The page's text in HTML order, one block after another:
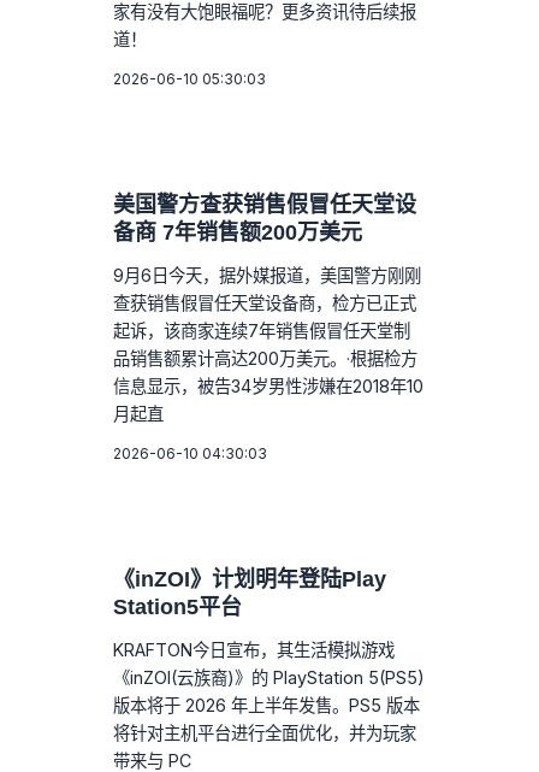
家有没有大饱眼福呢？更多资讯待后续报
道！
2026-06-10 05:30:03
美国警方查获销售假冒任天堂设
备商 7年销售额200万美元
9月6日今天，据外媒报道，美国警方刚刚
查获销售假冒任天堂设备商，检方已正式
起诉，该商家连续7年销售假冒任天堂制
品销售额累计高达200万美元。·根据检方
信息显示，被告34岁男性涉嫌在2018年10
月起直
2026-06-10 04:30:03
《inZOI》计划明年登陆Play
Station5平台
KRAFTON今日宣布，其生活模拟游戏
《inZOI(云族裔)》的 PlayStation 5(PS5)
版本将于 2026 年上半年发售。PS5 版本
将针对主机平台进行全面优化，并为玩家
带来与 PC